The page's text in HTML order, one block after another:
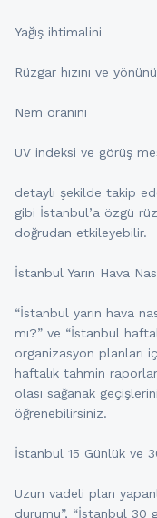
Yağış ihtimalini
Rüzgar hızını ve yönünü
Nem oranını
UV indeksi ve görüş
detaylı şekilde takip
gibi İstanbul’a özgü
doğrudan etkileyebilir.
İstanbul Yarın Hava
“İstanbul yarın hava
mı?” ve “İstanbul
organizasyon planları
haftalık tahmin
olası sağanak
öğrenebilirsiniz.
İstanbul 15 Günlük ve
Uzun vadeli plan
durumu”, “İstanbul 30